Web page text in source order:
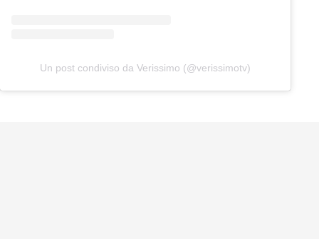
Un post condiviso da Verissimo (@verissimotv)